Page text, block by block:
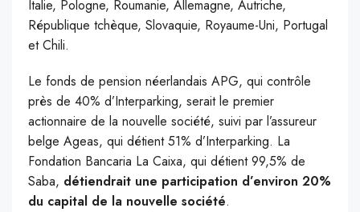
Italie, Pologne, Roumanie, Allemagne, Autriche,
République tchèque, Slovaquie, Royaume-Uni, Portugal
et Chili.
Le fonds de pension néerlandais APG, qui contrôle
près de 40% d’Interparking, serait le premier
actionnaire de la nouvelle société, suivi par l’assureur
belge Ageas, qui détient 51% d’Interparking. La
Fondation Bancaria La Caixa, qui détient 99,5% de
Saba, détiendrait une participation d’environ 20%
du capital de la nouvelle société.